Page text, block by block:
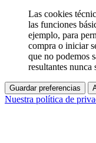
Las cookies
las funciones
ejemplo, para
compra o iniciar
que no podemos
resultantes nunca
Guardar preferencias
Nuestra política de